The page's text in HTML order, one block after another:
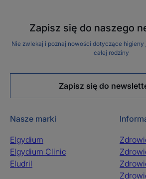
Trzy miękkie, delikatne i precyzyjne
Korzyści
• NIEZBĘDNE: do precyzyjnego i
czyszczenia przestrzeni
Zapisz się do naszego
Nie zwlekaj i poznaj nowości dotyczące higieny
całej rodziny
Zapisz się do
Nasze marki
Elgydium
Elgydium Clinic
Eludril